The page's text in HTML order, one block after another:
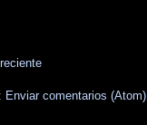
Enviar comentarios (Atom)